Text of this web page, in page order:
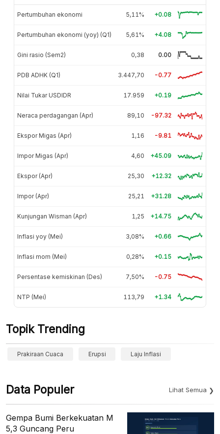
Pertumbuhan ekonomi 5,11% +0.08
Pertumbuhan ekonomi (yoy) (Q1) 5,61% +4.08
Gini rasio (Sem2) 0,38 0.00
PDB ADHK (Q1) 3.447,70 -0.77
Nilai Tukar USDIDR 17.959 +0.19
Neraca perdagangan (Apr) 89,10 -97.32
Ekspor Migas (Apr) 1,16 -9.81
Impor Migas (Apr) 4,60 +45.09
Ekspor (Apr) 25,30 +12.32
Impor (Apr) 25,21 +31.28
Kunjungan Wisman (Apr) 1,25 +14.75
Inflasi yoy (Mei) 3,08% +0.66
Inflasi mom (Mei) 0,28% +0.15
Persentase kemiskinan (Des) 7,50% -0.75
NTP (Mei) 113,79 +1.34
Topik Trending
Prakiraan Cuaca Erupsi Laju Inflasi
Data Populer Lihat Semua
Gempa Bumi Berkekuatan M
5,3 Guncang Peru